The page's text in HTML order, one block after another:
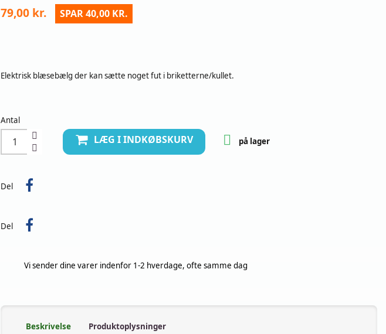
79,00 kr. SPAR 40,00 KR.
Elektrisk blæsebælg der kan sætte noget fut i briketterne/kullet.
Antal
LÆG I INDKØBSKURV  på lager
Del
Del
Vi sender dine varer indenfor 1-2 hverdage, ofte samme dag
Beskrivelse Produktoplysninger